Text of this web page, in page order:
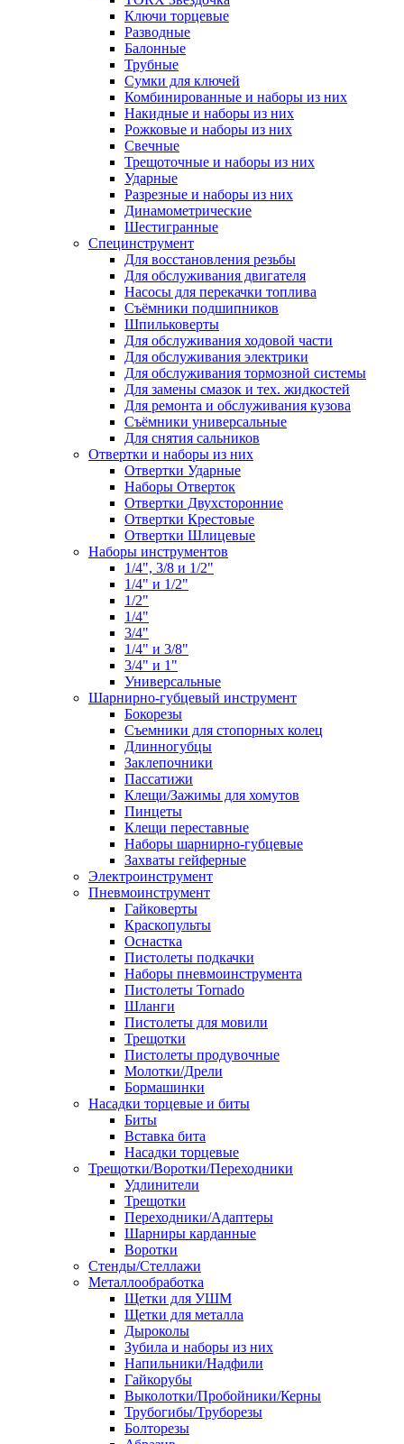
Ключи торцевые
Разводные
Балонные
Трубные
Сумки для ключей
Комбинированные и наборы из них
Накидные и наборы из них
Рожковые и наборы из них
Свечные
Трещоточные и наборы из них
Ударные
Разрезные и наборы из них
Динамометрические
Шестигранные
Специнструмент
Для восстановления резьбы
Для обслуживания двигателя
Насосы для перекачки топлива
Съёмники подшипников
Шпильковерты
Для обслуживания ходовой части
Для обслуживания электрики
Для обслуживания тормозной системы
Для замены смазок и тех. жидкостей
Для ремонта и обслуживания кузова
Съёмники универсальные
Для снятия сальников
Отвертки и наборы из них
Отвертки Ударные
Наборы Отверток
Отвертки Двухсторонние
Отвертки Крестовые
Отвертки Шлицевые
Наборы инструментов
1/4", 3/8 и 1/2"
1/4" и 1/2"
1/2"
1/4"
3/4"
1/4" и 3/8"
3/4" и 1"
Универсальные
Шарнирно-губцевый инструмент
Бокорезы
Съемники для стопорных колец
Длинногубцы
Заклепочники
Пассатижи
Клещи/Зажимы для хомутов
Пинцеты
Клещи переставные
Наборы шарнирно-губцевые
Захваты гейферные
Электроинструмент
Пневмоинструмент
Гайковерты
Краскопульты
Оснастка
Пистолеты подкачки
Наборы пневмоинструмента
Пистолеты Tornado
Шланги
Пистолеты для мовили
Трещотки
Пистолеты продувочные
Молотки/Дрели
Бормашинки
Насадки торцевые и биты
Биты
Вставка бита
Насадки торцевые
Трещотки/Воротки/Переходники
Удлинители
Трещотки
Переходники/Адаптеры
Шарниры карданные
Воротки
Стенды/Стеллажи
Металлообработка
Щетки для УШМ
Щетки для металла
Дыроколы
Зубила и наборы из них
Напильники/Надфили
Гайкорубы
Выколотки/Пробойники/Керны
Трубогибы/Труборезы
Болторезы